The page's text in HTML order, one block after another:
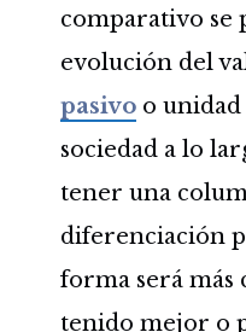
comparativo se
evolución del
pasivoo unidad
sociedad a lo
tener una
diferenciación
forma será más
tenido mejor o